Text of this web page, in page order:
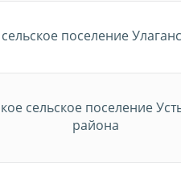
поселение
сельское поселение
района